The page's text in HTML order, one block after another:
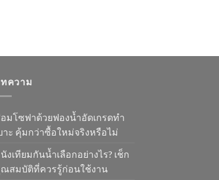
ความ
มโซฟาด้วยฟองน้ำอัดเกรดทำ
าะ คุ้มกว่าซื้อใหม่จริงหรือไม่
งเทียมกันน้ำเลือกอย่างไร? เช็ก
สมบัติที่ควรรู้ก่อนใช้งาน